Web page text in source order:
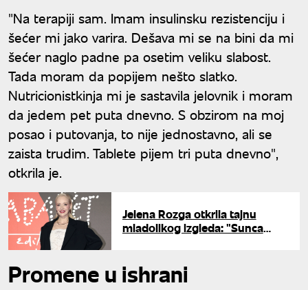
"Na terapiji sam. Imam insulinsku rezistenciju i
šećer mi jako varira. Dešava mi se na bini da mi
šećer naglo padne pa osetim veliku slabost.
Tada moram da popijem nešto slatko.
Nutricionistkinja mi je sastavila jelovnik i moram
da jedem pet puta dnevno. S obzirom na moj
posao i putovanja, to nije jednostavno, ali se
zaista trudim. Tablete pijem tri puta dnevno",
otkrila je.
Jelena Rozga otkrila tajnu
mladolikog izgleda: "Sunca
Promene u ishrani